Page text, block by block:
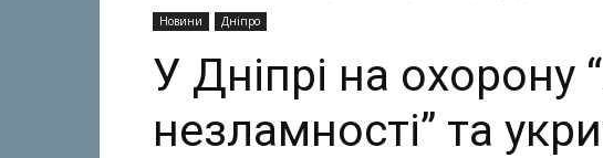
Новини Дніпро
У Дніпрі на охорону
незламності” та